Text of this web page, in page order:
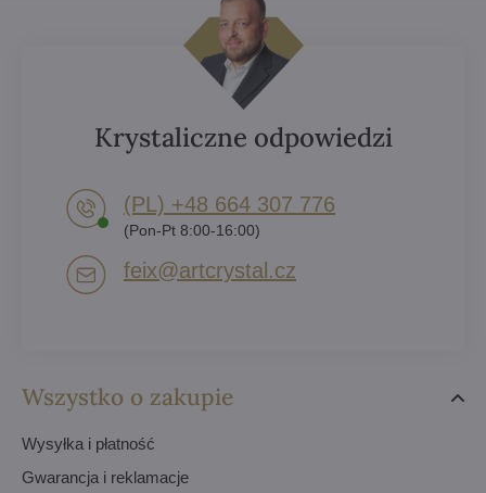
Wszystko o zakupie
Wysyłka i płatność
Gwarancja i reklamacje
Krystaliczne odpowiedzi
(PL) +48 664 307 776
(Pon-Pt 8:00-16:00)
feix​@artcrystal​.cz